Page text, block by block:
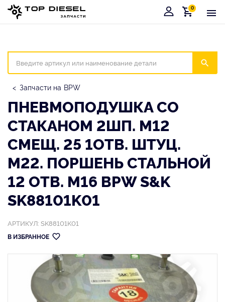
Корзина
0
Запчасти на BPW
ПНЕВМОПОДУШКА СО
СТАКАНОМ 2ШП. M12
СМЕЩ. 25 1ОТВ. ШТУЦ.
M22. ПОРШЕНЬ СТАЛЬНОЙ
12 ОТВ. М16 BPW S&K
SK88101K01
АРТИКУЛ: SK88101K01
В ИЗБРАННОЕ